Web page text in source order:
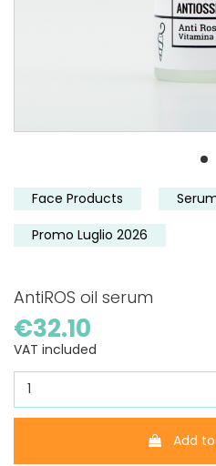
Face Products
Promo Luglio 2026
AntiROS oil serum
€32.10
VAT included
Add